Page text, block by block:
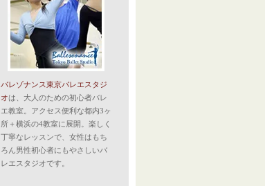
バレゾナンス東京バレエスタジ
オは、大人のための初心者バレ
エ教室。アクセス便利な都内3ヶ
所＋横浜の4教室に展開。楽しく
丁寧なレッスンで、女性はもち
ろん男性初心者にもやさしいバ
レエスタジオです。